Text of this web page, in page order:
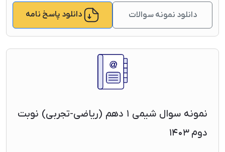
دانلود نمونه سوالات
نمونه سوال شیمی ۱ دهم (ریاضی-تجربی) نوبت
دوم ۱۴۰۳